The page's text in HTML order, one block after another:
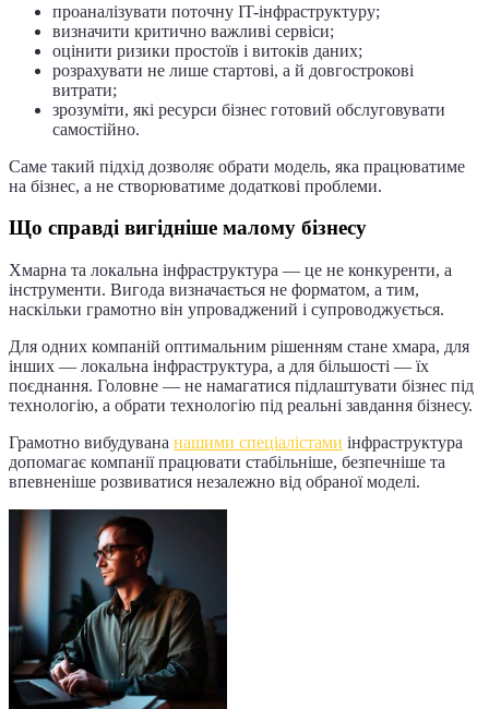
проаналізувати поточну IT-інфраструктуру;
визначити критично важливі сервіси;
оцінити ризики простоїв і витоків даних;
розрахувати не лише стартові, а й довгострокові
витрати;
зрозуміти, які ресурси бізнес готовий обслуговувати
самостійно.
Саме такий підхід дозволяє обрати модель, яка працюватиме
на бізнес, а не створюватиме додаткові проблеми.
Що справді вигідніше малому бізнесу
Хмарна та локальна інфраструктура — це не конкуренти, а
інструменти. Вигода визначається не форматом, а тим,
наскільки грамотно він упроваджений і супроводжується.
Для одних компаній оптимальним рішенням стане хмара, для
інших — локальна інфраструктура, а для більшості — їх
поєднання. Головне — не намагатися підлаштувати бізнес під
технологію, а обрати технологію під реальні завдання бізнесу.
Грамотно вибудувана нашими спеціалістами інфраструктура
допомагає компанії працювати стабільніше, безпечніше та
впевненіше розвиватися незалежно від обраної моделі.